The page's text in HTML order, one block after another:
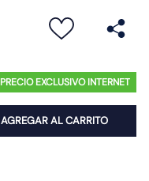
PRECIO EXCLUSIVO INTERNET
AGREGAR AL CARRITO
diferencial